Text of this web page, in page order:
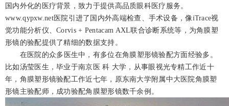
国内外化的医疗背景，致力于提供高品质眼科医疗服务。
www.qypxw.net医院引进了国内外高端检查、手术设备，像iTrace视
觉功能分析仪、Corvis + Pentacam AXL联合诊断系统等，为角膜塑
形镜的验配提供了精细的数据支持。
在医院的众多医生中，有多位在角膜塑形镜验配方面经验多。
比如汤莹医生，毕业于南京医 科 大学，从事眼视光专精工作近十
年，角膜塑形镜验配工作近七年，原东南大学附属中大医院角膜塑
形镜主验配师，成功验配角膜塑形镜数千余例。